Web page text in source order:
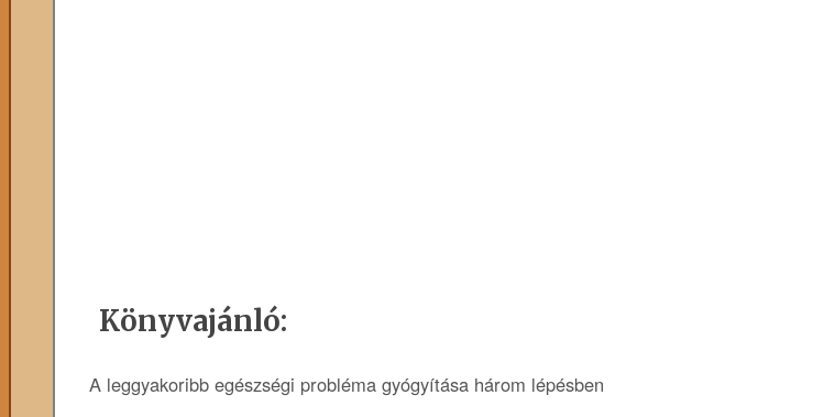
Könyvajánló:
A leggyakoribb egészségi probléma gyógyítása három lépésben